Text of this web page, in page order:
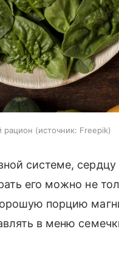
рацион источник: Freepik
системе,
его можно не
порцию
в меню